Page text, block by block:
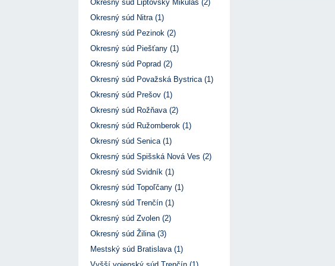
Okresný súd Liptovský Mikuláš (2)
Okresný súd Nitra (1)
Okresný súd Pezinok (2)
Okresný súd Piešťany (1)
Okresný súd Poprad (2)
Okresný súd Považská Bystrica (1)
Okresný súd Prešov (1)
Okresný súd Rožňava (2)
Okresný súd Ružomberok (1)
Okresný súd Senica (1)
Okresný súd Spišská Nová Ves (2)
Okresný súd Svidník (1)
Okresný súd Topoľčany (1)
Okresný súd Trenčín (1)
Okresný súd Zvolen (2)
Okresný súd Žilina (3)
Mestský súd Bratislava (1)